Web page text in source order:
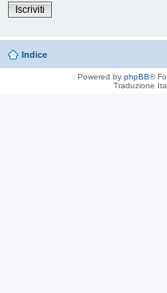
Iscriviti
Indice
Powered by phpBB®
Traduzione